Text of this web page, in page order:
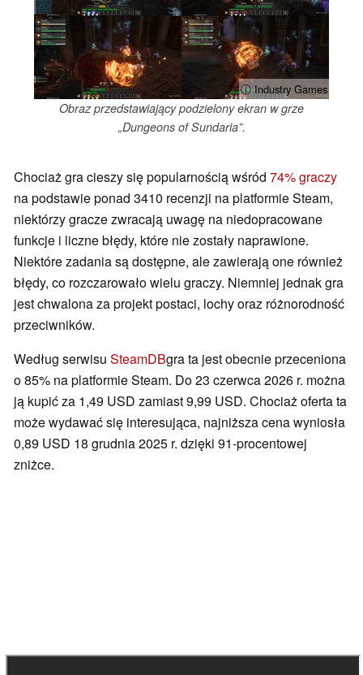
ⓘ Industry Games
Obraz przedstawiający podzielony ekran w grze
„Dungeons of Sundaria”.
Chociaż gra cieszy się popularnością wśród 74% graczy
na podstawie ponad 3410 recenzji na platformie Steam,
niektórzy gracze zwracają uwagę na niedopracowane
funkcje i liczne błędy, które nie zostały naprawione.
Niektóre zadania są dostępne, ale zawierają one również
błędy, co rozczarowało wielu graczy. Niemniej jednak gra
jest chwalona za projekt postaci, lochy oraz różnorodność
przeciwników.
Według serwisu SteamDBgra ta jest obecnie przeceniona
o 85% na platformie Steam. Do 23 czerwca 2026 r. można
ją kupić za 1,49 USD zamiast 9,99 USD. Chociaż oferta ta
może wydawać się interesująca, najniższa cena wyniosła
0,89 USD 18 grudnia 2025 r. dzięki 91-procentowej
zniżce.